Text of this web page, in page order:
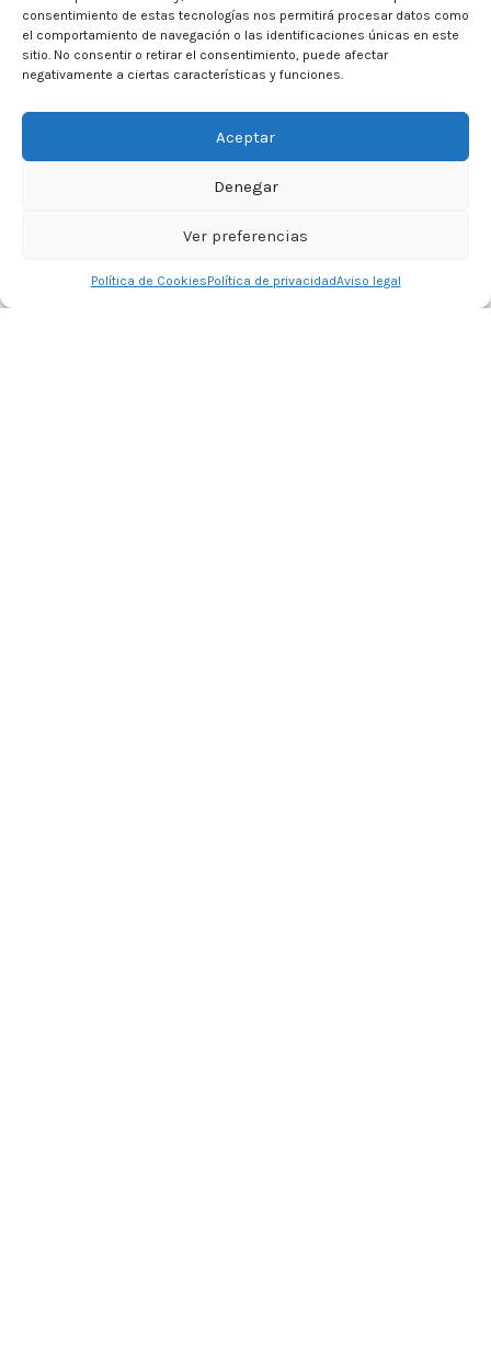
consentimiento de estas tecnologías nos permitirá procesar datos como
el comportamiento de navegación o las identificaciones únicas en este
sitio. No consentir o retirar el consentimiento, puede afectar
negativamente a ciertas características y funciones.
Aceptar
Denegar
Ver preferencias
Política de CookiesPolítica de privacidadAviso legal
Lista de deseos Carrito Mi cuenta